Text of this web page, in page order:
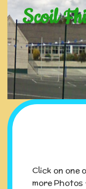
Scoil
Click on one
more Photos